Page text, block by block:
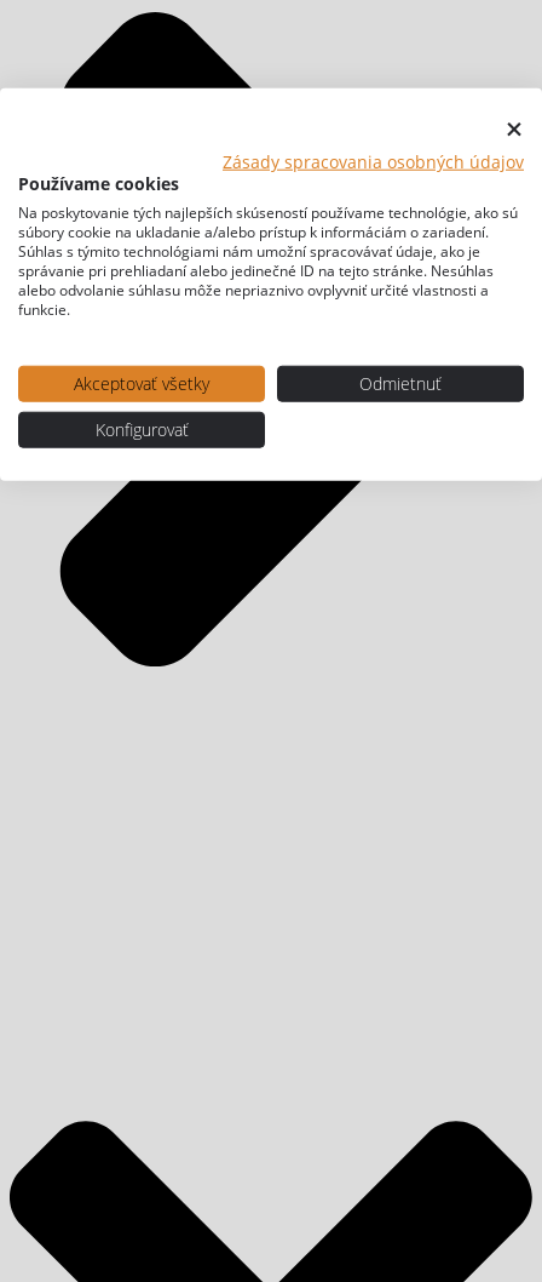
Zásady spracovania osobných údajov
Používame cookies
Na poskytovanie tých najlepších skúseností používame technológie, ako sú
súbory cookie na ukladanie a/alebo prístup k informáciám o zariadení.
Súhlas s týmito technológiami nám umožní spracovávať údaje, ako je
správanie pri prehliadaní alebo jedinečné ID na tejto stránke. Nesúhlas
alebo odvolanie súhlasu môže nepriaznivo ovplyvniť určité vlastnosti a
funkcie.
Akceptovať všetky
Odmietnuť
Konfigurovať